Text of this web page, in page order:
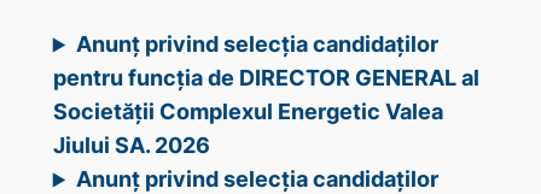
Anunț privind selecția candidaților
pentru funcția de DIRECTOR GENERAL al
Societății Complexul Energetic Valea
Jiului SA. 2026
Anunț privind selecția candidaților